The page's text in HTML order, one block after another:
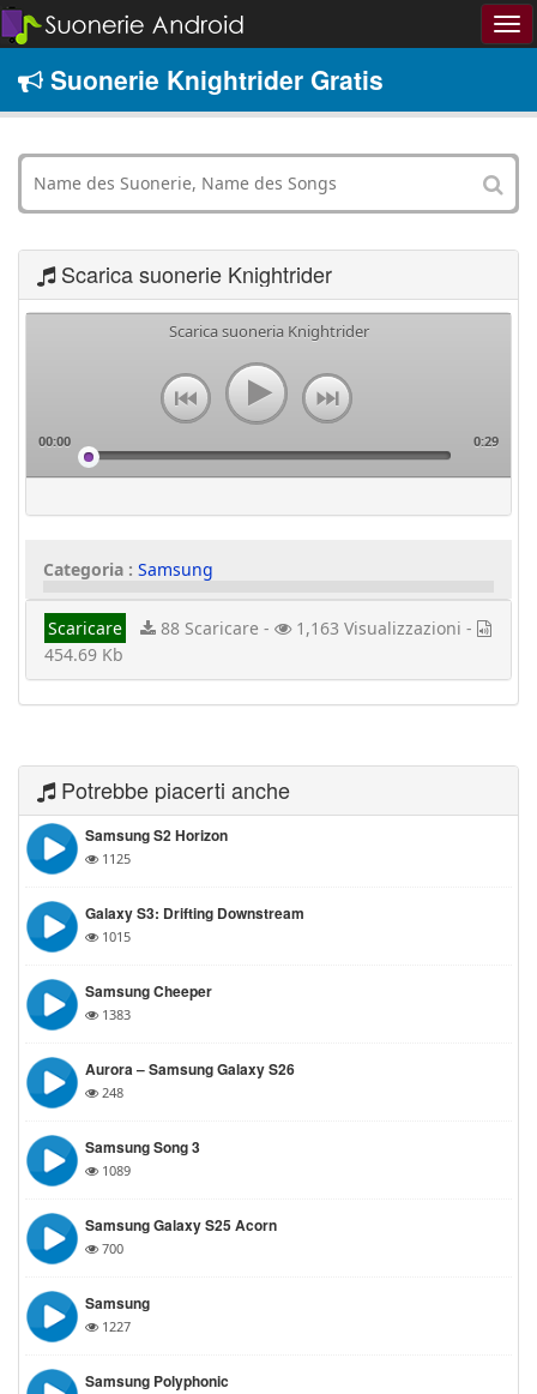
Suonerie Knightrider Gratis
Scarica suonerie Knightrider
Scarica suoneria Knightrider
00:00 0:29
Categoria : Samsung
Scaricare 88 Scaricare -
1,163 Visualizzazioni -
454.69 Kb
Potrebbe piacerti anche
Samsung S2 Horizon
1125
Galaxy S3: Drifting Downstream
1015
Samsung Cheeper
1383
Aurora – Samsung Galaxy S26
248
Samsung Song 3
1089
Samsung Galaxy S25 Acorn
700
Samsung
1227
Samsung Polyphonic